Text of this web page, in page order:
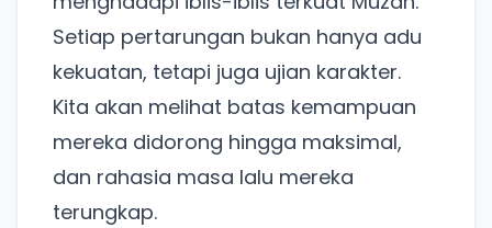
Setiap pertarungan bukan hanya adu
kekuatan, tetapi juga ujian karakter.
Kita akan melihat batas kemampuan
mereka didorong hingga maksimal,
dan rahasia masa lalu mereka
terungkap.